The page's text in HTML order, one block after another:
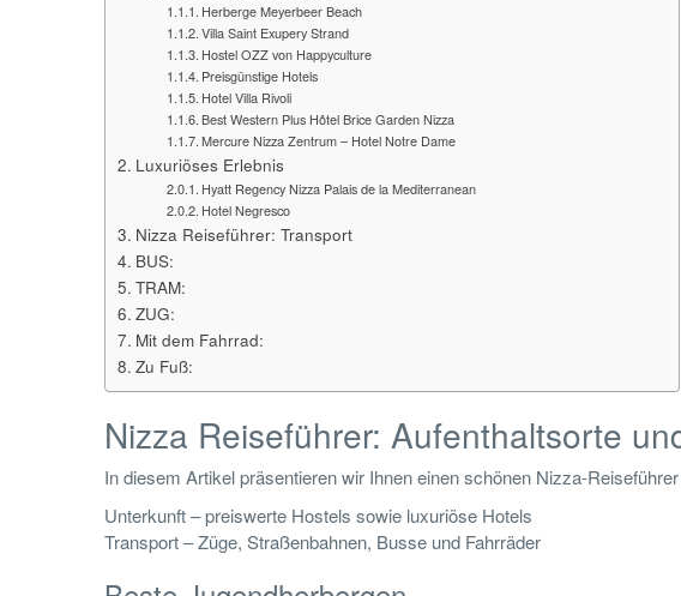
Herberge Meyerbeer Beach
Villa Saint Exupery Strand
Hostel OZZ von Happyculture
Preisgünstige Hotels
Hotel Villa Rivoli
Best Western Plus Hôtel Brice Garden Nizza
Mercure Nizza Zentrum – Hotel Notre Dame
Luxuriöses Erlebnis
Hyatt Regency Nizza Palais de la Mediterranean
Hotel Negresco
Nizza Reiseführer: Transport
BUS:
TRAM:
ZUG:
Mit dem Fahrrad:
Zu Fuß:
Nizza Reiseführer: Aufenthaltsorte
In diesem Artikel präsentieren wir Ihnen einen schönen Nizza-
Unterkunft – preiswerte Hostels sowie luxuriöse Hotels
Transport – Züge, Straßenbahnen, Busse und Fahrräder